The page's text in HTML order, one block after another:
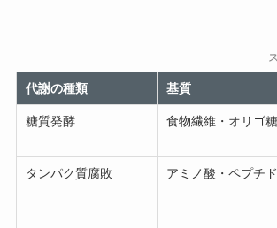
代謝の種類 基質
糖質発酵 食物繊維・オリゴ糖
タンパク質腐敗 アミノ酸・ペプチド